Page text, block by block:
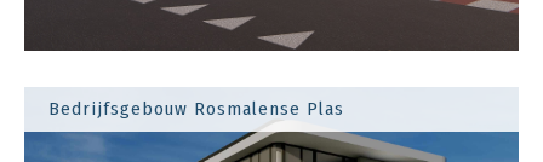
Bedrijfsgebouw Rosmalense Plas